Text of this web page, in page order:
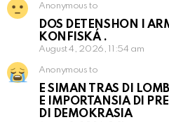
Anonymous to
DOS DETENSHON I
KONFISKÁ .
August 4, 2026, 11:54 am
Anonymous to
E SIMAN TRAS DI
E IMPORTANSIA DI
DI DEMOKRASIA